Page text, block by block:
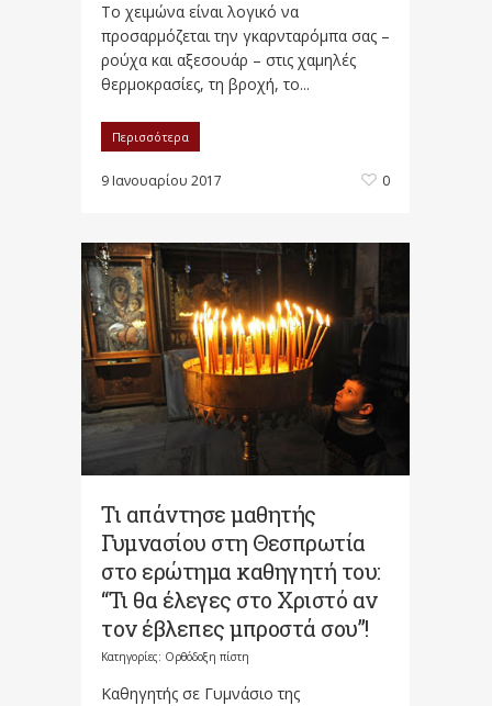
Το χειμώνα είναι λογικό να
προσαρμόζεται την γκαρνταρόμπα σας –
ρούχα και αξεσουάρ – στις χαμηλές
θερμοκρασίες, τη βροχή, το...
Περισσότερα
9 Ιανουαρίου 2017 0
Τι απάντησε μαθητής
Γυμνασίου στη Θεσπρωτία
στο ερώτημα καθηγητή του:
“Τι θα έλεγες στο Χριστό αν
τον έβλεπες μπροστά σου”!
Κατηγορίες: Ορθόδοξη πίστη
Καθηγητής σε Γυμνάσιο της